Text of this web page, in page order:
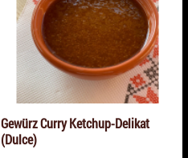
Gewürz Curry Ketchup-Delikat
(Dulce)